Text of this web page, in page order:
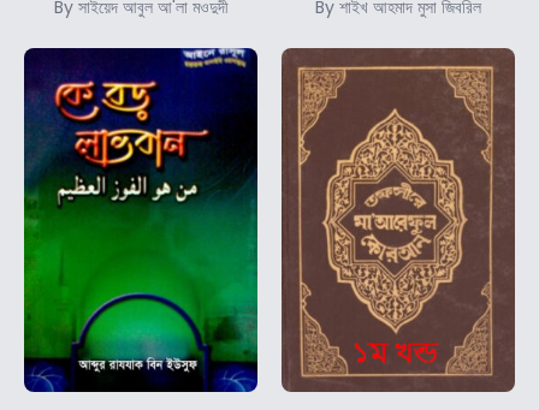
By সাইয়েদ আবুল আ'লা মওদুদী By শাইখ আহমাদ মুসা জিবরিল